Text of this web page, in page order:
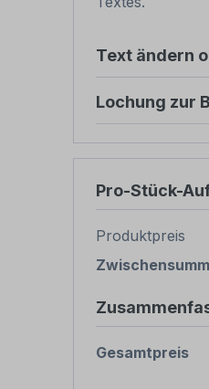
Text ändern
Lochung zur
Pro-Stück-
Produktpreis
Gesamtpreis